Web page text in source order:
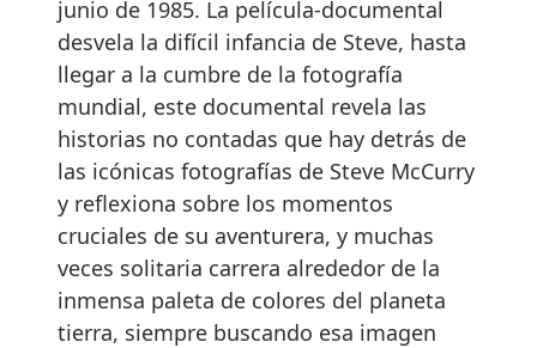
junio de 1985. La película-documental
desvela la difícil infancia de Steve, hasta
llegar a la cumbre de la fotografía
mundial, este documental revela las
historias no contadas que hay detrás de
las icónicas fotografías de Steve McCurry
y reflexiona sobre los momentos
cruciales de su aventurera, y muchas
veces solitaria carrera alrededor de la
inmensa paleta de colores del planeta
tierra, siempre buscando esa imagen